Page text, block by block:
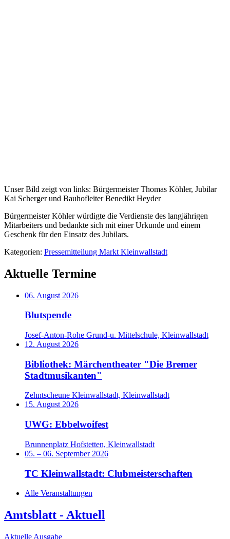
Unser Bild zeigt von links: Bürgermeister Thomas Köhler, Jubilar
Kai Scherger und Bauhofleiter Benedikt Heyder
Bürgermeister Köhler würdigte die Verdienste des langjährigen
Mitarbeiters und bedankte sich mit einer Urkunde und einem
Geschenk für den Einsatz des Jubilars.
Kategorien: Pressemitteilung Markt Kleinwallstadt
Aktuelle Termine
06. August 2026
Blutspende
Josef-Anton-Rohe Grund-u. Mittelschule, Kleinwallstadt
12. August 2026
Bibliothek: Märchentheater "Die Bremer
Stadtmusikanten"
Zehntscheune Kleinwallstadt, Kleinwallstadt
15. August 2026
UWG: Ebbelwoifest
Brunnenplatz Hofstetten, Kleinwallstadt
05. – 06. September 2026
TC Kleinwallstadt: Clubmeisterschaften
Alle Veranstaltungen
Amtsblatt - Aktuell
Aktuelle Ausgabe